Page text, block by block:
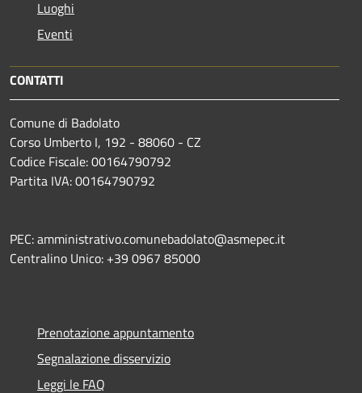
Luoghi
Eventi
CONTATTI
Comune di Badolato
Corso Umberto I, 192 - 88060 - CZ
Codice Fiscale: 00164790792
Partita IVA: 00164790792
PEC: amministrativo.comunebadolato@asmepec.it
Centralino Unico: +39 0967 85000
Prenotazione appuntamento
Segnalazione disservizio
Leggi le FAQ